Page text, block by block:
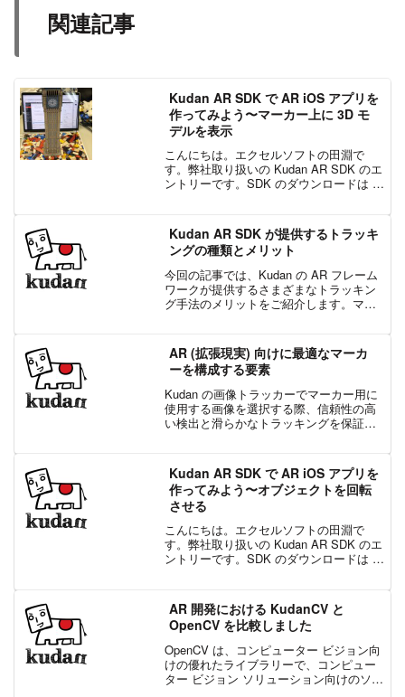
関連記事
Kudan AR SDK で AR iOS アプリを
作ってみよう〜マーカー上に 3D モ
デルを表示
こんにちは。エクセルソフトの田淵で
す。弊社取り扱いの Kudan AR SDK のエ
ントリーです。SDK のダウンロードは こ
でご利用いただけます。企業の方は有
料...
Kudan AR SDK が提供するトラッキ
ングの種類とメリット
今回の記事では、Kudan の AR フレーム
ワークが提供するさまざまなトラッキン
グ手法のメリットをご紹介します。マー
の事前に定義された画像セットを検出お
よびトラッキン...
AR (拡張現実) 向けに最適なマーカ
ーを構成する要素
Kudan の画像トラッカーでマーカー用に
使用する画像を選択する際、信頼性の高
い検出と滑らかなトラッキングを保証す
術と最適なマーカーの選択方法を深く見
ていきましょう。マ...
Kudan AR SDK で AR iOS アプリを
作ってみよう〜オブジェクトを回転
させる
こんにちは。エクセルソフトの田淵で
す。弊社取り扱いの Kudan AR SDK のエ
ントリーです。SDK のダウンロードは こ
でご利用いただけます。企業の方は有
料...
AR 開発における KudanCV と
OpenCV を比較しました
OpenCV は、コンピューター ビジョン向
けの優れたライブラリーで、コンピュー
ター ビジョン ソリューション向けのソフ